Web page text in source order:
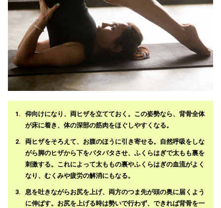
仰向けになり、両ヒザを立てておく。この姿勢なら、背骨全体
が床に着き、体の深部の筋肉をほぐしやすくなる。
両ヒザをそろえて、お腹のほうに引き寄せる。自然呼吸をしな
がら脚のヒザから下をバタバタさせ、ふくらはぎで太もも裏を
刺激する。これによって太ももの裏やふくらはぎの血流がよく
なり、むくみや疲労の解消にもなる。
息を吐きながらお尻を上げ、両方のつま先が頭の奥に届くよう
に伸ばす。お尻を上げる時は勢いで行わず、できれば背骨を一